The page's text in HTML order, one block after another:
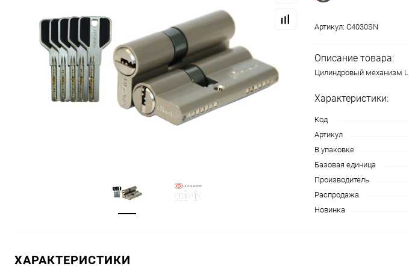
Артикул: C4030SN
Описание товара:
Цилиндровый механизм
Характеристики:
Код
Артикул
В упаковке
Базовая единица
Производитель
Распродажа
Новинка
ХАРАКТЕРИСТИКИ